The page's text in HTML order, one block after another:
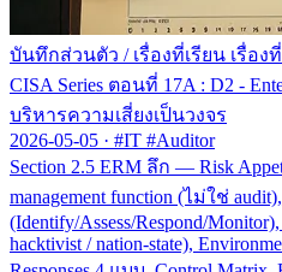
บันทึกส่วนตัว / เรื่องที่เรียน เรื่อง
CISA Series ตอนที่ 17A : D2 -
บริหารความเสี่ยงเป็นวงจร
2026-05-05 · #IT #Auditor
Section 2.5 ERM ลึก — Risk
management function (ไม่ใช่
(Identify/Assess/Respond/
hacktivist / nation-state),